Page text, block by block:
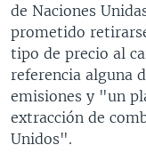
de Naciones
prometido
tipo de precio al
referencia alguna
emisiones y "un
extracción de
Unidos".